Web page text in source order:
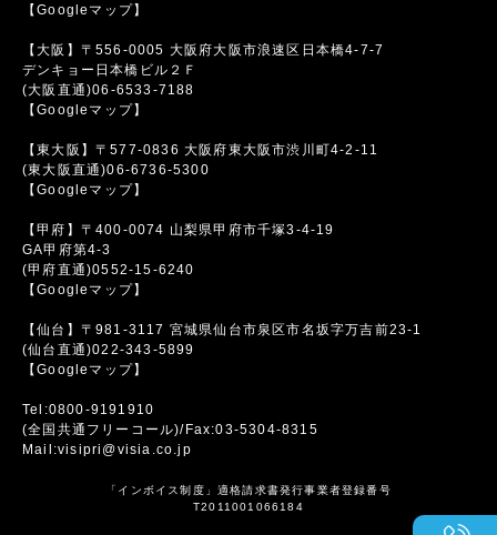
【Googleマップ】
【大阪】〒556-0005 大阪府大阪市浪速区日本橋4-7-7
デンキョー日本橋ビル２Ｆ
(大阪直通)06-6533-7188
【Googleマップ】
【東大阪】〒577-0836 大阪府東大阪市渋川町4-2-11
(東大阪直通)06-6736-5300
【Googleマップ】
【甲府】〒400-0074 山梨県甲府市千塚3-4-19
GA甲府第4-3
(甲府直通)0552-15-6240
【Googleマップ】
【仙台】〒981-3117 宮城県仙台市泉区市名坂字万吉前23-1
(仙台直通)022-343-5899
【Googleマップ】
Tel:0800-9191910
(全国共通フリーコール)/Fax:03-5304-8315
Mail:visipri@visia.co.jp
「インボイス制度」適格請求書発行事業者登録番号
T2011001066184